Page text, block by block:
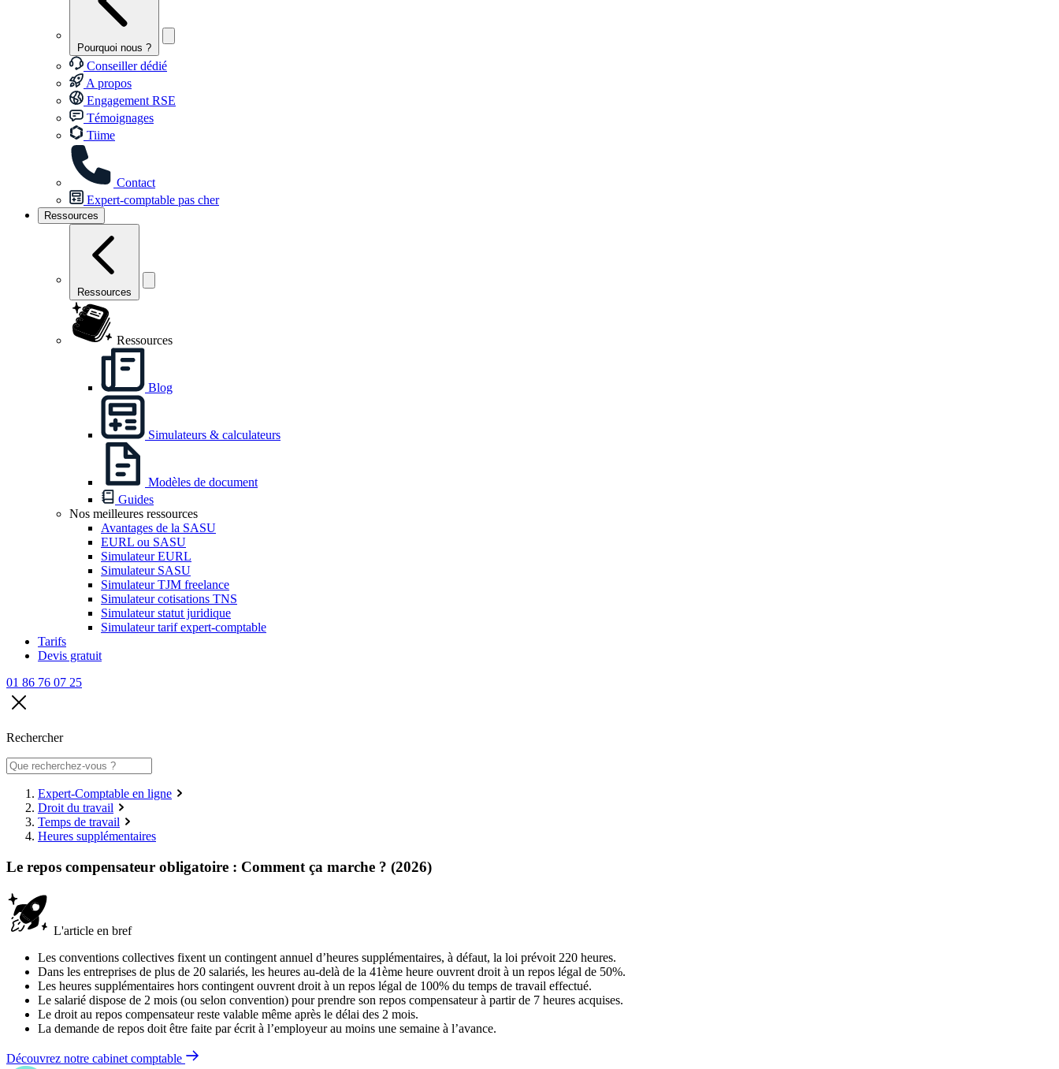
Pourquoi nous ?
Conseiller dédié
A propos
Engagement RSE
Témoignages
Tiime
Contact
Expert-comptable pas cher
Ressources
Ressources
Ressources
Blog
Simulateurs & calculateurs
Modèles de document
Guides
Nos meilleures ressources
Avantages de la SASU
EURL ou SASU
Simulateur EURL
Simulateur SASU
Simulateur TJM freelance
Simulateur cotisations TNS
Simulateur statut juridique
Simulateur tarif expert-comptable
Tarifs
Devis gratuit
01 86 76 07 25
Rechercher
Expert-Comptable en ligne
Droit du travail
Temps de travail
Heures supplémentaires
Le repos compensateur obligatoire : Comment ça marche ? (2026)
L'article en bref
Les conventions collectives fixent un contingent annuel d’heures supplémentaires, à défaut, la loi prévoit 220 heures.
Dans les entreprises de plus de 20 salariés, les heures au-delà de la 41ème heure ouvrent droit à un repos légal de 50%.
Les heures supplémentaires hors contingent ouvrent droit à un repos légal de 100% du temps de travail effectué.
Le salarié dispose de 2 mois (ou selon convention) pour prendre son repos compensateur à partir de 7 heures acquises.
Le droit au repos compensateur reste valable même après le délai des 2 mois.
La demande de repos doit être faite par écrit à l’employeur au moins une semaine à l’avance.
Découvrez notre cabinet comptable